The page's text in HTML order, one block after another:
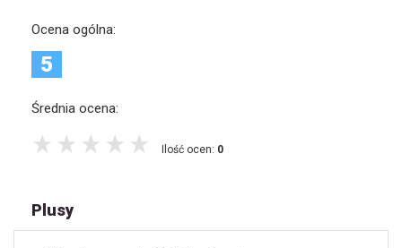
Ocena ogólna:
5
Średnia ocena:
Ilość ocen: 0
Plusy